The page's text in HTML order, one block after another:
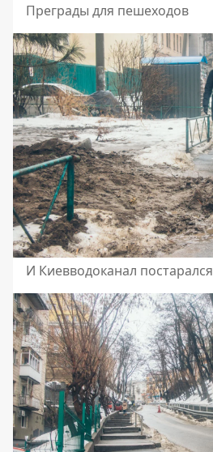
Преграды для пешеходов
И Киевводоканал постарался